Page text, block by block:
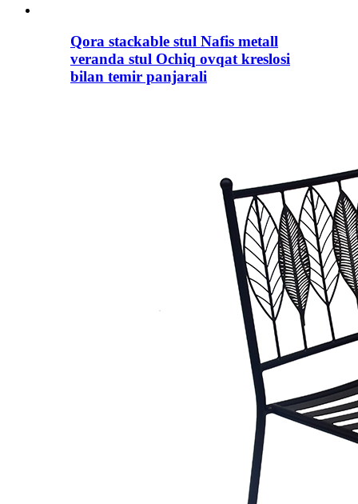
Qora stackable stul Nafis metall
veranda stul Ochiq ovqat kreslosi
bilan temir panjarali